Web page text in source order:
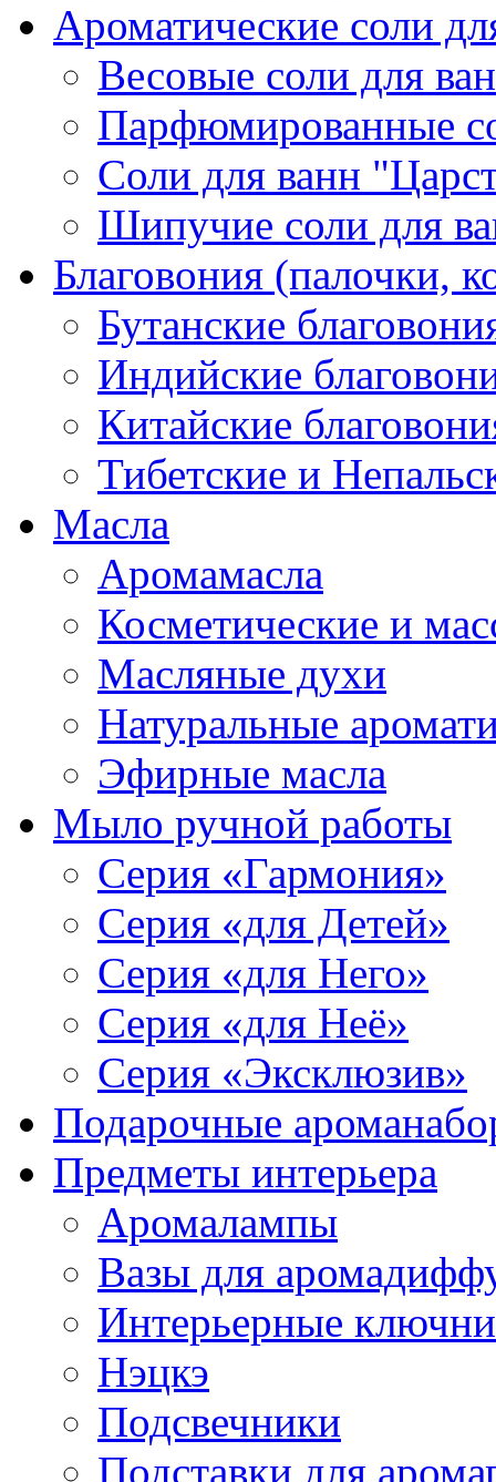
Ароматические соли
Весовые соли для
Парфюмированные
Соли для ванн
Шипучие соли для
Благовония (палочки,
Бутанские
Индийские
Китайские
Тибетские и
Масла
Аромамасла
Косметические и
Масляные духи
Натуральные
Эфирные масла
Мыло ручной работы
Серия «Гармония»
Серия «для Детей»
Серия «для Него»
Серия «для Неё»
Серия «Эксклюзив»
Подарочные
Предметы интерьера
Аромалампы
Вазы для
Интерьерные
Нэцкэ
Подсвечники
Подставки для